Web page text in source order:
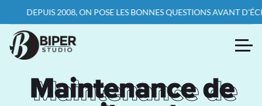
DEPUIS 2008, ON POSE LES BONNES QUESTIONS AVANT
Maintenance de
Maintenance de